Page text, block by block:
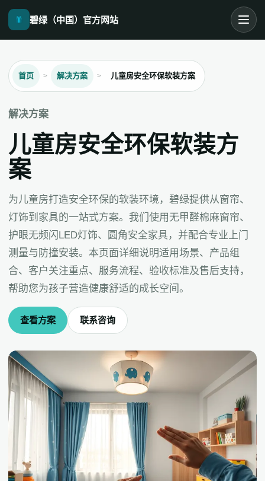
碧绿（中国）官方网站
首页 解决方案 儿童房安全环保软装方案
解决方案
儿童房安全环保软装方
案
为儿童房打造安全环保的软装环境，碧绿提供从窗帘、
灯饰到家具的一站式方案。我们使用无甲醛棉麻窗帘、
护眼无频闪LED灯饰、圆角安全家具，并配合专业上门
测量与防撞安装。本页面详细说明适用场景、产品组
合、客户关注重点、服务流程、验收标准及售后支持，
帮助您为孩子营造健康舒适的成长空间。
查看方案 联系咨询